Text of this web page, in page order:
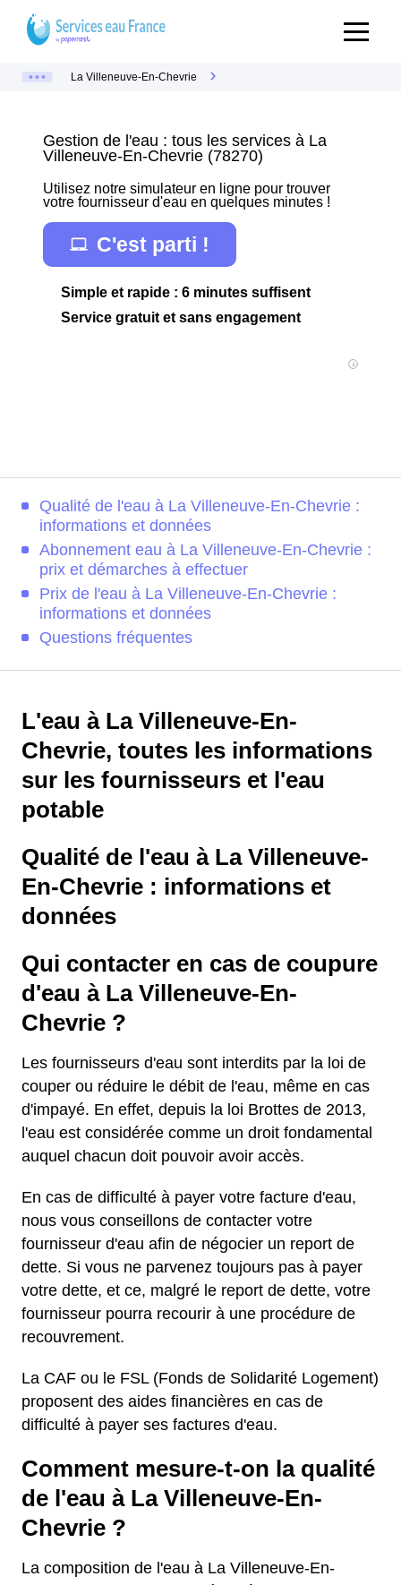
La Villeneuve-En-Chevrie
Gestion de l'eau : tous les services à La
Villeneuve-En-Chevrie (78270)
Utilisez notre simulateur en ligne pour trouver
votre fournisseur d'eau en quelques minutes !
C'est parti !
Simple et rapide : 6 minutes suffisent
Service gratuit et sans engagement
Qualité de l'eau à La Villeneuve-En-Chevrie :
informations et données
Abonnement eau à La Villeneuve-En-Chevrie :
prix et démarches à effectuer
Prix de l'eau à La Villeneuve-En-Chevrie :
informations et données
Questions fréquentes
L'eau à La Villeneuve-En-
Chevrie, toutes les informations
sur les fournisseurs et l'eau
potable
Qualité de l'eau à La Villeneuve-
En-Chevrie : informations et
données
Qui contacter en cas de coupure
d'eau à La Villeneuve-En-
Chevrie ?
Les fournisseurs d'eau sont interdits par la loi de
couper ou réduire le débit de l'eau, même en cas
d'impayé. En effet, depuis la loi Brottes de 2013,
l'eau est considérée comme un droit fondamental
auquel chacun doit pouvoir avoir accès.
En cas de difficulté à payer votre facture d'eau,
nous vous conseillons de contacter votre
fournisseur d'eau afin de négocier un report de
dette. Si vous ne parvenez toujours pas à payer
votre dette, et ce, malgré le report de dette, votre
fournisseur pourra recourir à une procédure de
recouvrement.
La CAF ou le FSL (Fonds de Solidarité Logement)
proposent des aides financières en cas de
difficulté à payer ses factures d'eau.
Comment mesure-t-on la qualité
de l'eau à La Villeneuve-En-
Chevrie ?
La composition de l'eau à La Villeneuve-En-